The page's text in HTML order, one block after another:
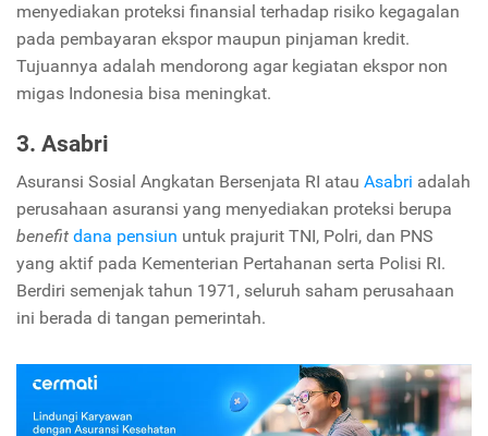
menyediakan proteksi finansial terhadap risiko kegagalan
pada pembayaran ekspor maupun pinjaman kredit.
Tujuannya adalah mendorong agar kegiatan ekspor non
migas Indonesia bisa meningkat.
3. Asabri
Asuransi Sosial Angkatan Bersenjata RI atau Asabri adalah
perusahaan asuransi yang menyediakan proteksi berupa
benefit dana pensiun untuk prajurit TNI, Polri, dan PNS
yang aktif pada Kementerian Pertahanan serta Polisi RI.
Berdiri semenjak tahun 1971, seluruh saham perusahaan
ini berada di tangan pemerintah.